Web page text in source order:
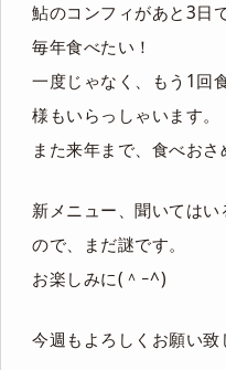
鮎のコンフィがあと3日
毎年食べたい！
一度じゃなく、もう1回
様もいらっしゃいます。
また来年まで、食べおさ
新メニュー、聞いては
ので、まだ謎です。
お楽しみに(＾ｰ^)
今週もよろしくお願い